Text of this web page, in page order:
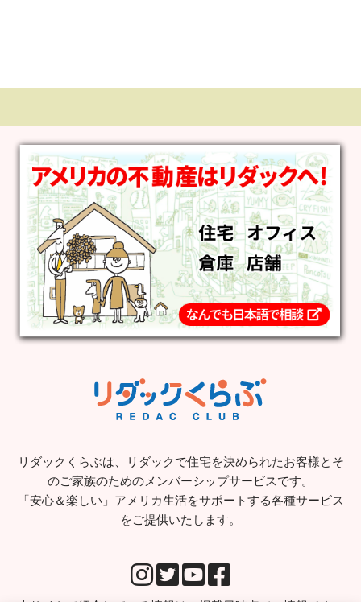
リダックくらぶは、リダックで住宅を決められたお客様とそ
のご家族のためのメンバーシップサービスです。
「安心＆楽しい」アメリカ生活をサポートする各種サービス
をご提供いたします。